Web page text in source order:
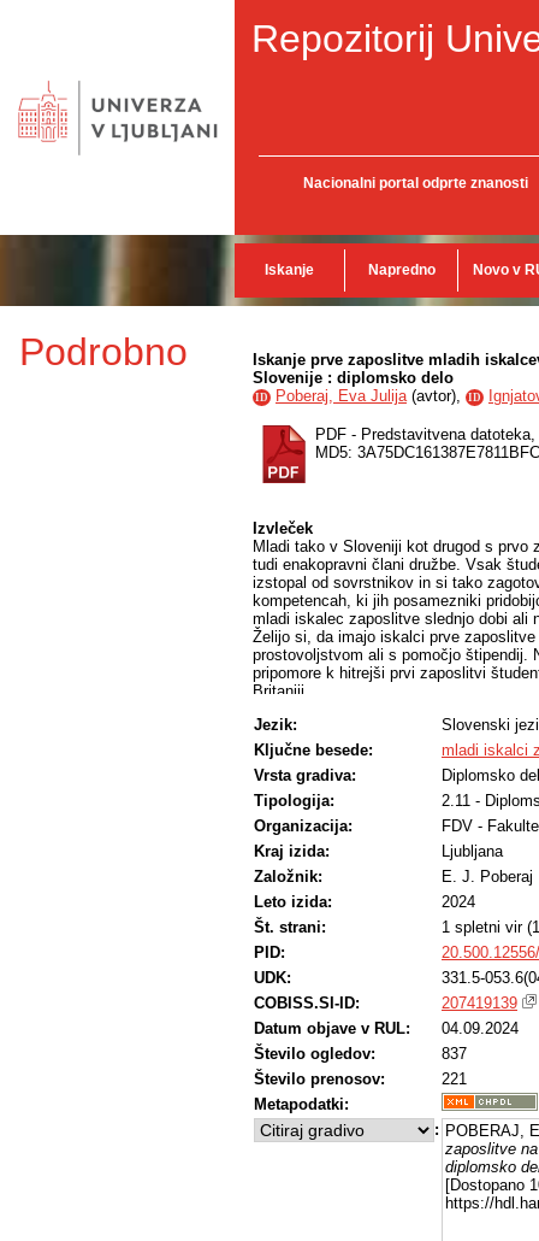
Repozitorij
Nacionalni portal odprte znanosti
Iskanje Napredno Novo v
Podrobno
Iskanje prve zaposlitve mladih
Slovenije : diplomsko delo
ID Poberaj, Eva Julija(avtor), ID
PDF - Predstavitvena datoteka,
MD5:
Izvleček
Mladi tako v Sloveniji kot drugod s
tudi enakopravni člani družbe. Vsak
izstopal od sovrstnikov in si tako
kompetencah, ki jih posamezniki
mladi iskalec zaposlitve slednjo dobi ali
Želijo si, da imajo iskalci prve
prostovoljstvom ali s pomočjo štipendij.
pripomore k hitrejši prvi zaposlitvi
Britaniji.
kompetence in kaj pomenijo te za
prehodu na trg dela. Ugotovitve so nato
V empiričnem delu pa so predstavljeni
z mladimi zaposlenimi v Veliki Britaniji.
pričakovano, zato so rezultati manj
mladih zaposlenih.
Jezik:
Slovenski
Ključne besede:
mladi iskalci
Vrsta gradiva:
Diplomsko
Tipologija:
2.11 -
Organizacija:
FDV -
Kraj izida:
Ljubljana
Založnik:
E. J. Poberaj
Leto izida:
2024
Št. strani:
1 spletni vir
PID:
UDK:
331.5-
COBISS.SI-ID:
207419139
Datum objave v RUL:
04.09.2024
Število ogledov:
837
Število prenosov:
221
Metapodatki:
: POBERAJ,
zaposlitve
diplomsko
[Dostopano
https://